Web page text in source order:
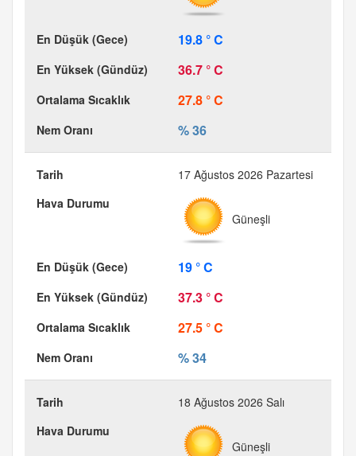
19.8 ° C
36.7 ° C
27.8 ° C
% 36
17 Ağustos 2026 Pazartesi
Güneşli
19 ° C
37.3 ° C
27.5 ° C
% 34
18 Ağustos 2026 Salı
Güneşli